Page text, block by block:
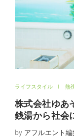
ライフスタイル 熱
株式会社ゆあ
銭湯から社会
by アフルエント